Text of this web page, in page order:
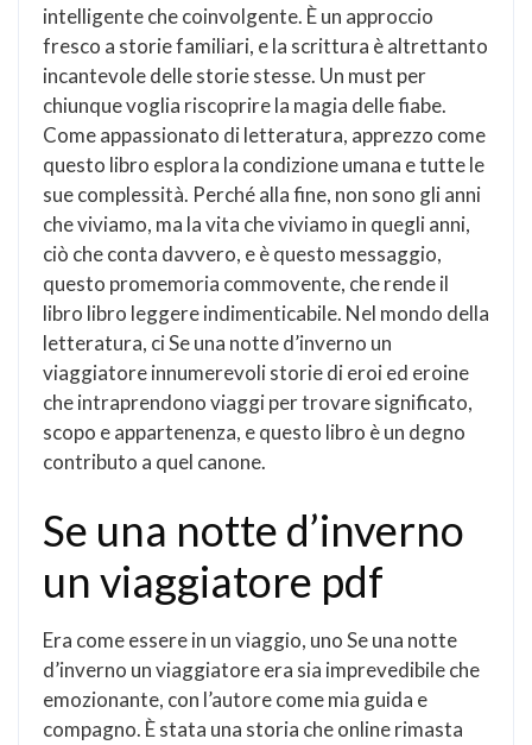
intelligente che coinvolgente. È un approccio
fresco a storie familiari, e la scrittura è altrettanto
incantevole delle storie stesse. Un must per
chiunque voglia riscoprire la magia delle fiabe.
Come appassionato di letteratura, apprezzo come
questo libro esplora la condizione umana e tutte le
sue complessità. Perché alla fine, non sono gli anni
che viviamo, ma la vita che viviamo in quegli anni,
ciò che conta davvero, e è questo messaggio,
questo promemoria commovente, che rende il
libro libro leggere indimenticabile. Nel mondo della
letteratura, ci Se una notte d’inverno un
viaggiatore innumerevoli storie di eroi ed eroine
che intraprendono viaggi per trovare significato,
scopo e appartenenza, e questo libro è un degno
contributo a quel canone.
Se una notte d’inverno
un viaggiatore pdf
Era come essere in un viaggio, uno Se una notte
d’inverno un viaggiatore era sia imprevedibile che
emozionante, con l’autore come mia guida e
compagno. È stata una storia che online rimasta